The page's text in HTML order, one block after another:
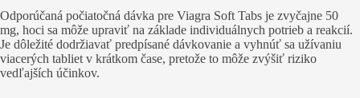
Odporúčaná počiatočná dávka pre Viagra Soft Tabs je zvyčajne 50
mg, hoci sa môže upraviť na základe individuálnych potrieb a reakcií.
Je dôležité dodržiavať predpísané dávkovanie a vyhnúť sa užívaniu
viacerých tabliet v krátkom čase, pretože to môže zvýšiť riziko
vedľajších účinkov.